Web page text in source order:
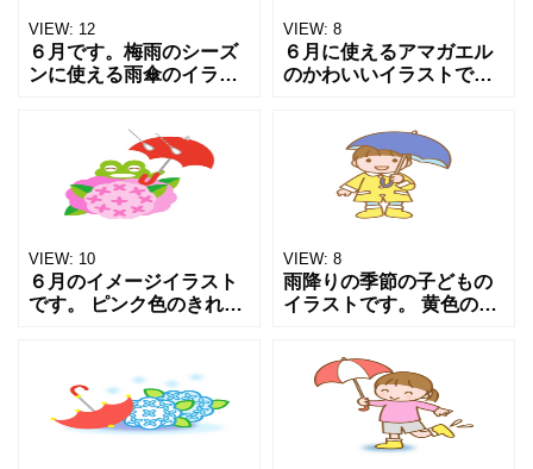
VIEW: 12
６月です。梅雨のシーズ
ンに使える雨傘のイラス
元気な配色のデザインの
傘です。 開いた状態の傘
と閉じた傘を交互に配置
VIEW: 8
６月に使えるアマガエル
のかわいいイラストで
した カエルが赤い長靴を
履いて、ブルーの星のデ
ザインの傘をさした 梅雨
VIEW: 10
６月のイメージイラスト
です。 ピンク色のきれい
マガエルが 赤い傘をさし
て笑っている場面です。
嬉しい雨の季節を楽し
VIEW: 8
雨降りの季節の子どもの
イラストです。 黄色のレ
の笑顔の男の子です。 雨
降りでも何のその、外に
出たい気持ちを 抑えき